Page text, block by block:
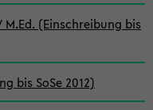
(Einschreibung bis
bis SoSe 2012)